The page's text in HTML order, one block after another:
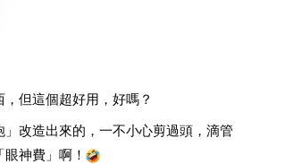
但這個超好用，好嗎？
改造出來的，一不小心剪過頭，滴管
神費」啊！